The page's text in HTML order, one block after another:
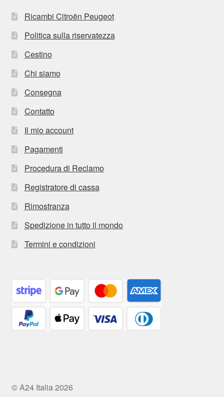
Ricambi Citroën Peugeot
Politica sulla riservatezza
Cestino
Chi siamo
Consegna
Contatto
Il mio account
Pagamenti
Procedura di Reclamo
Registratore di cassa
Rimostranza
Spedizione in tutto il mondo
Termini e condizioni
© A24 Italia 2026